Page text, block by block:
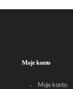
Moje konto
Moje konto